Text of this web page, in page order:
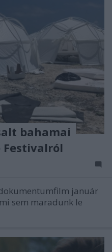
bahamai
január
sem maradunk le